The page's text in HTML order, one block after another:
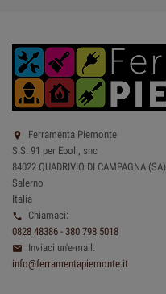

Ferramenta Piemonte
S.S. 91 per Eboli, snc
84022 QUADRIVIO DI CAMPAGNA (SA)
Salerno
Italia

Chiamaci:
0828 48386 - 380 798 5018

Inviaci un'e-mail:
info@ferramentapiemonte.it